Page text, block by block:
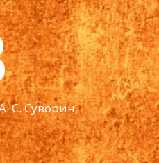
С. Суворин